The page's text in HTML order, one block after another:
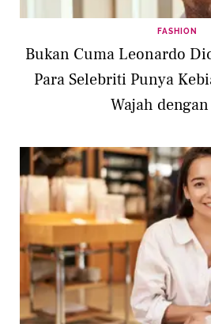
FASHION
Bukan Cuma Leonardo
Para Selebriti Punya
Wajah